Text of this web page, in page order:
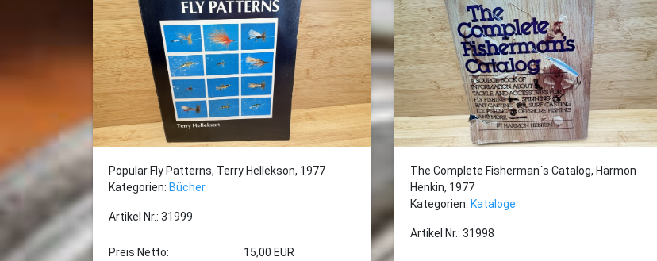
Popular Fly Patterns, Terry Hellekson, 1977
Kategorien: Bücher
Artikel Nr.: 31999
Preis Netto:
15,00 EUR
The Complete Fisherman´s Catalog, Harmon
Henkin, 1977
Kategorien: Kataloge
Artikel Nr.: 31998